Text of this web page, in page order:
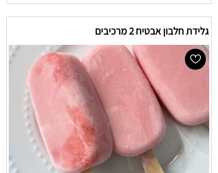
גלידת חלבון אבטיח 2 מרכיבים